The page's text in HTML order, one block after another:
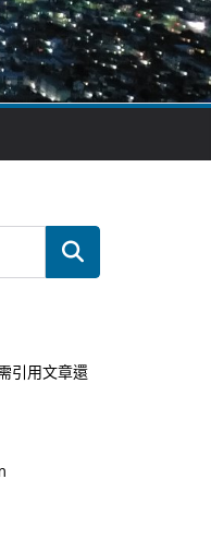
引用文章還